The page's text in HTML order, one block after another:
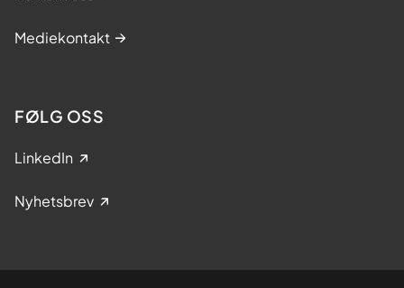
Mediekontakt
FØLG OSS
LinkedIn
Nyhetsbrev